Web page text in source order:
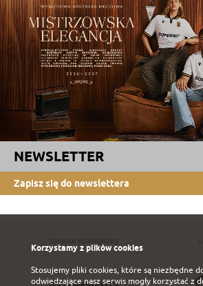
NEWSLETTER
Zapisz się do newslettera
Korzystamy z plików cookies
Stosujemy pliki cookies, które są niezbędne
odwiedzające nasz serwis mogły korzystać z